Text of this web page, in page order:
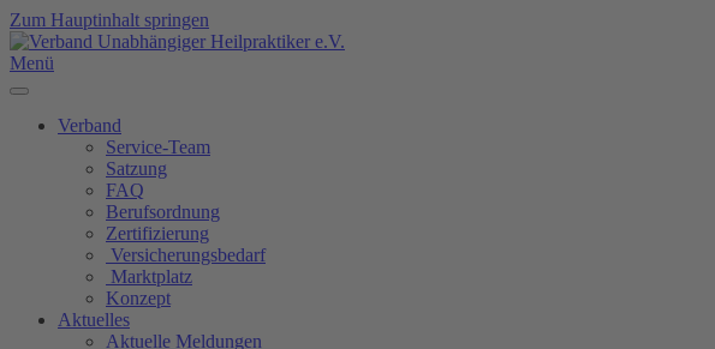
Zum Hauptinhalt springen
Menü
Verband
Service-Team
Satzung
FAQ
Berufsordnung
Zertifizierung
Versicherungsbedarf
Marktplatz
Konzept
Aktuelles
Aktuelle Meldungen